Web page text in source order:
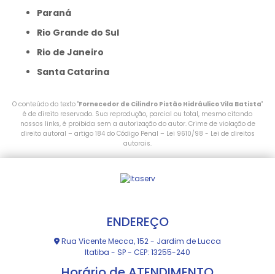
Paraná
Rio Grande do Sul
Rio de Janeiro
Santa Catarina
O conteúdo do texto "Fornecedor de Cilindro Pistão Hidráulico Vila Batista"
é de direito reservado. Sua reprodução, parcial ou total, mesmo citando
nossos links, é proibida sem a autorização do autor. Crime de violação de
direito autoral – artigo 184 do Código Penal – Lei 9610/98 - Lei de direitos
autorais.
ENDEREÇO
Rua Vicente Mecca, 152 - Jardim de Lucca
Itatiba - SP - CEP: 13255-240